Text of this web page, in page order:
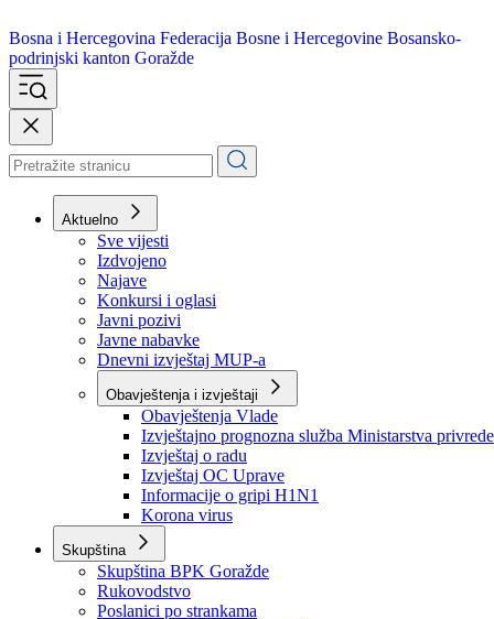
Bosna i Hercegovina
podrinjski kanton Goražde
Aktuelno
Sve vijesti
Izdvojeno
Najave
Konkursi i oglasi
Javni pozivi
Javne nabavke
Dnevni izvještaj MUP-a
Obavještenja i izvještaji
Obavještenja Vlade
Izvještajno prognozna služba Ministarstva privrede
Izvještaj o radu
Izvještaj OC Uprave
Informacije o gripi H1N1
Korona virus
Skupština